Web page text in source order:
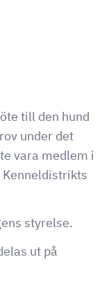
till den hund
under det
vara medlem i
Kenneldistrikts
styrelse.
ut på